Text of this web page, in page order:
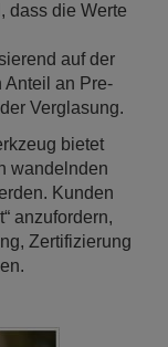
dass die Werte
auf der
Anteil an Pre-
Verglasung.
bietet
wandelnden
Kunden
anzufordern,
Zertifizierung